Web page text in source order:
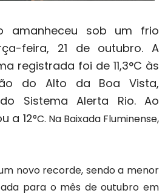
amanheceu sob um frio
feira, 21 de outubro. A
registrada foi de 11,3°C às
do Alto da Boa Vista,
Sistema Alerta Rio. Ao
a 12°C. Na Baixada Fluminense,
novo recorde, sendo a menor
para o mês de outubro em